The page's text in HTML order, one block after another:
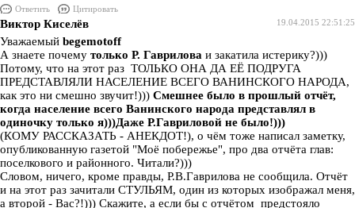
Ответить
Цитировать
19.04.2015 22:51:25
Виктор Киселёв
Уважаемый begemotoff
А знаете почему только Р. Гаврилова и закатила истерику?)))
Потому, что на этот раз ТОЛЬКО ОНА ДА ЕЁ ПОДРУГА
ПРЕДСТАВЛЯЛИ НАСЕЛЕНИЕ ВСЕГО ВАНИНСКОГО НАРОДА,
как это ни смешно звучит!))) Смешнее было в прошлый отчёт,
когда население всего Ванинского народа представлял в
одиночку только я)))Даже Р.Гавриловой не было!)))
(КОМУ РАССКАЗАТЬ - АНЕКДОТ!), о чём тоже написал заметку,
опубликованную газетой "Моё побережье", про два отчёта глав:
поселкового и районного. Читали?)))
Словом, ничего, кроме правды, Р.В.Гаврилова не сообщила. Отчёт
и на этот раз зачитали СТУЛЬЯМ, один из которых изображал меня,
а второй - Вас?!))) Скажите, а если бы с отчётом предстояло